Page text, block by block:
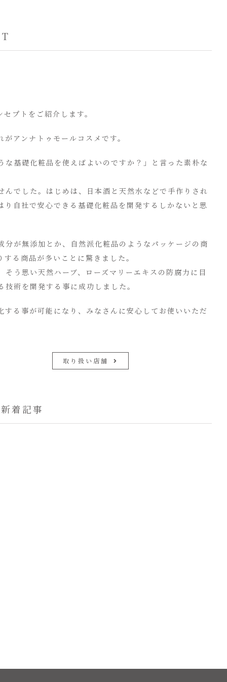
プトをご紹介します。
アンナトゥモールコスメです。
基礎化粧品を使えばよいのですか？」と言った素朴な
でした。はじめは、日本酒と天然水などで手作りされ
自社で安心できる基礎化粧品を開発するしかないと思
が無添加とか、自然派化粧品のようなパッケージの商
る商品が多いことに驚きました。
う思い天然ハーブ、ローズマリーエキスの防腐力に目
術を開発する事に成功しました。
る事が可能になり、みなさんに安心してお使いいただ
取り扱い店舗
着記事